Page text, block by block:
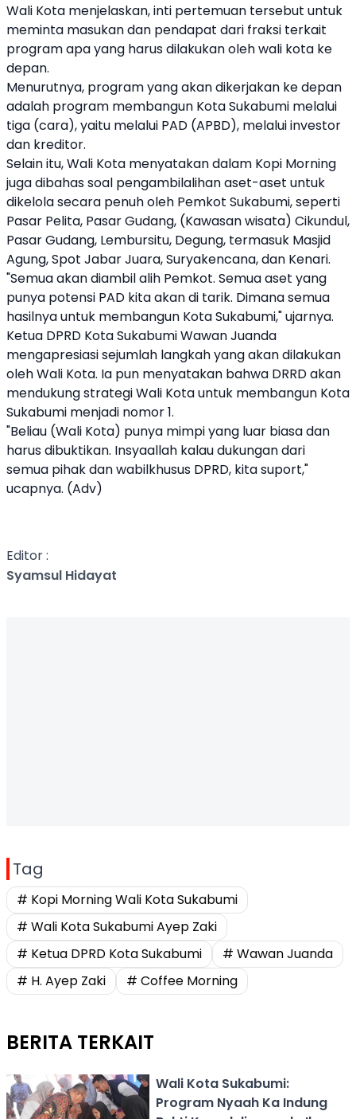
Wali Kota menjelaskan, inti pertemuan tersebut untuk
meminta masukan dan pendapat dari fraksi terkait
program apa yang harus dilakukan oleh wali kota ke
depan.
Menurutnya, program yang akan dikerjakan ke depan
adalah program membangun Kota Sukabumi melalui
tiga (cara), yaitu melalui PAD (APBD), melalui investor
dan kreditor.
Selain itu, Wali Kota menyatakan dalam Kopi Morning
juga dibahas soal pengambilalihan aset-aset untuk
dikelola secara penuh oleh Pemkot Sukabumi, seperti
Pasar Pelita, Pasar Gudang, (Kawasan wisata) Cikundul,
Pasar Gudang, Lembursitu, Degung, termasuk Masjid
Agung, Spot Jabar Juara, Suryakencana, dan Kenari.
"Semua akan diambil alih Pemkot. Semua aset yang
punya potensi PAD kita akan di tarik. Dimana semua
hasilnya untuk membangun Kota Sukabumi," ujarnya.
Ketua DPRD Kota Sukabumi Wawan Juanda
mengapresiasi sejumlah langkah yang akan dilakukan
oleh Wali Kota. Ia pun menyatakan bahwa DRRD akan
mendukung strategi Wali Kota untuk membangun Kota
Sukabumi menjadi nomor 1.
"Beliau (Wali Kota) punya mimpi yang luar biasa dan
harus dibuktikan. Insyaallah kalau dukungan dari
semua pihak dan wabilkhusus DPRD, kita suport,"
ucapnya. (Adv)
Editor :
Syamsul Hidayat
Tag
# Kopi Morning Wali Kota Sukabumi
# Wali Kota Sukabumi Ayep Zaki
# Ketua DPRD Kota Sukabumi
# Wawan Juanda
# H. Ayep Zaki
# Coffee Morning
BERITA TERKAIT
Wali Kota Sukabumi:
Program Nyaah Ka Indung